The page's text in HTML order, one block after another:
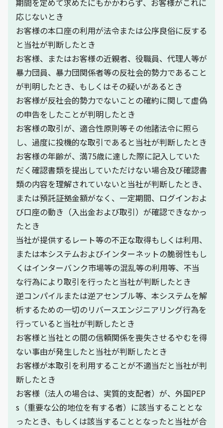
期間を定めて求めたにもかかわらず、お客様がこれに
応じないとき
お客様の本口座の利用が法令または公序良俗に反する
と当社が判断したとき
お客様、またはお客様の近親者、役職員、代理人等が
暴力団員、暴力団関係者等の反社会的勢力であること
が判明したとき、もしくはその疑いがあるとき
お客様が反社会的勢力でないことの確約に関して虚偽
の申告をしたことが判明したとき
お客様の取引が、適合性原則等その他諸法令に照ら
し、過度に投機的な取引であると当社が判断したとき
お客様の年齢が、満75歳に達した際に記入していた
だく確認書類を提出していただけない場合及び確認書
類の内容を理解されていないと当社が判断したとき、
または預託証拠金額がなく、一定期間、ログインおよ
び口座の動き（入出金および取引）が確認できなかっ
たとき
当社が提供するレート等の不正な取得もしくは利用、
または本システムおよびインターネットの脆弱性もし
くはインターバンク市場等の混乱等の利用等、不当
な行為により取引を行ったと当社が判断したとき
逆コンパイルまたは逆アセンブル等、本システムを解
析するための一切のリバースエンジニアリング行為を
行っていると当社が判断したとき
お客様と当社との間の信頼関係を喪失させるやむを得
ない事由が発生したと当社が判断したとき
お客様が本取引を利用することが不適当だと当社が判
断したとき
お客様（法人の場合は、実質的支配者）が、外国PEP
s（重要な公的地位を有する者）に該当することとな
ったとき、もしくは該当することとなったと当社が合